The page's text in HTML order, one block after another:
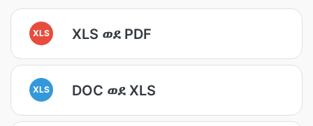
XLS XLS ወደ PDF
XLS DOC ወደ XLS